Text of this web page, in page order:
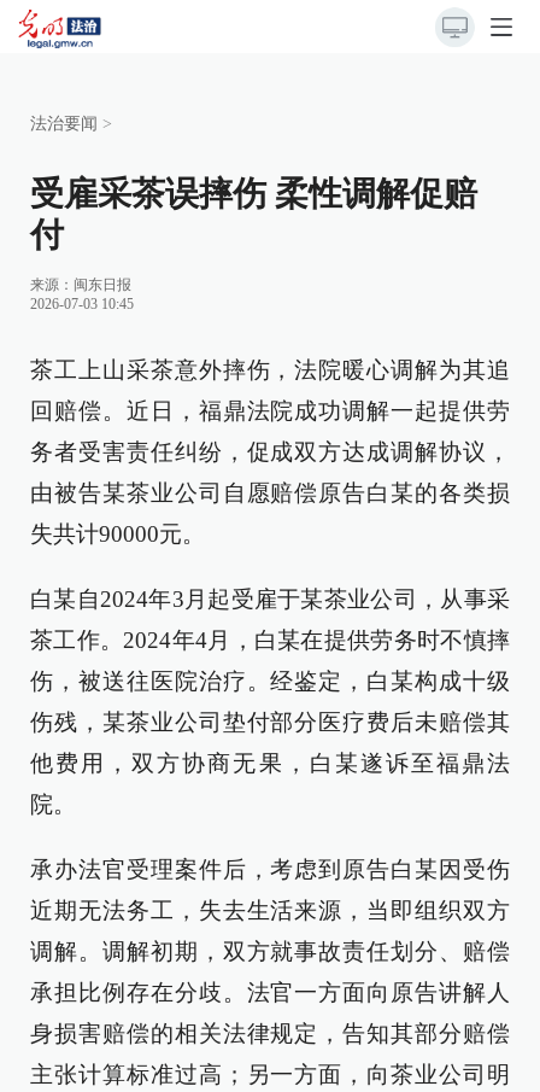
法治要闻 >
受雇采茶误摔伤 柔性调解促赔
付
来源： 闽东日报
2026-07-03 10:45
茶工上山采茶意外摔伤，法院暖心调解为其追
回赔偿。近日，福鼎法院成功调解一起提供劳
务者受害责任纠纷，促成双方达成调解协议，
由被告某茶业公司自愿赔偿原告白某的各类损
失共计90000元。
白某自2024年3月起受雇于某茶业公司，从事采
茶工作。2024年4月，白某在提供劳务时不慎摔
伤，被送往医院治疗。经鉴定，白某构成十级
伤残，某茶业公司垫付部分医疗费后未赔偿其
他费用，双方协商无果，白某遂诉至福鼎法
院。
承办法官受理案件后，考虑到原告白某因受伤
近期无法务工，失去生活来源，当即组织双方
调解。调解初期，双方就事故责任划分、赔偿
承担比例存在分歧。法官一方面向原告讲解人
身损害赔偿的相关法律规定，告知其部分赔偿
主张计算标准过高；另一方面，向茶业公司明